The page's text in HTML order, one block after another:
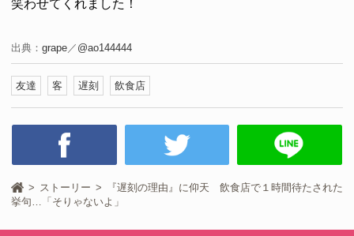
笑わせてくれました！
出典： grape ／ @ao144444
友達 客 遅刻 飲食店
ストーリー
『遅刻の理由』に仰天 飲食店で１時間待たされた
挙句…「そりゃないよ」